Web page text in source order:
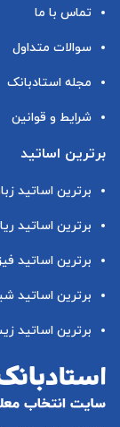
تماس با ما
سوالات متداول
مجله استادبانک
شرایط و قوانین
برترین اساتید
برترین اساتید
برترین اساتید
برترین اساتید
برترین اساتید
برترین اساتید